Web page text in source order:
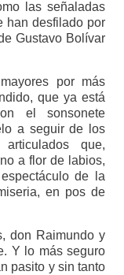
las señaladas
han desfilado por
Gustavo Bolívar
por más
que ya está
el sonsonete
a seguir de los
que,
a flor de labios,
de la
en pos de
don Raimundo y
Y lo más seguro
pasito y sin tanto